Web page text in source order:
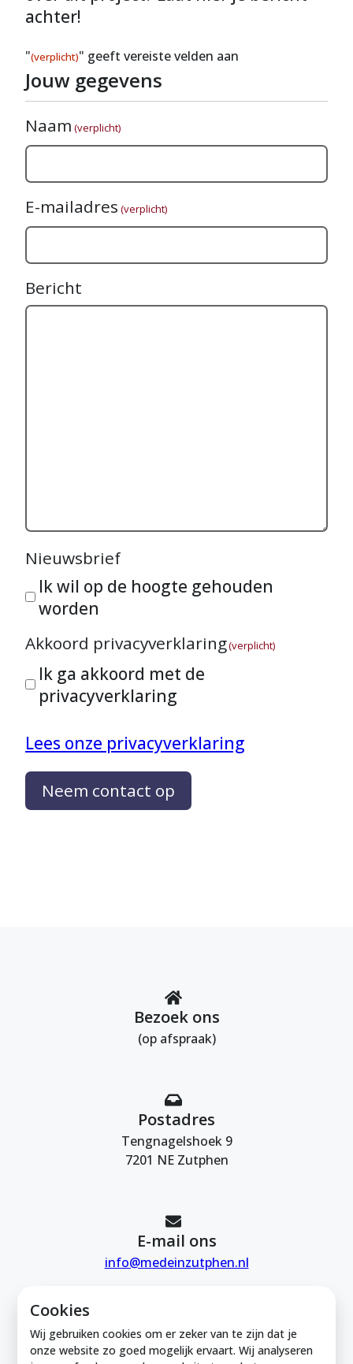
Cookies
Wij gebruiken cookies om er zeker van te zijn dat je
onze website zo goed mogelijk ervaart. Wij analyseren
achter!
"(verplicht)" geeft vereiste velden aan
Jouw gegevens
Naam (verplicht)
E-mailadres (verplicht)
Bericht
Nieuwsbrief
Ik wil op de hoogte gehouden
worden
Akkoord privacyverklaring(verplicht)
Ik ga akkoord met de
privacyverklaring
Lees onze privacyverklaring
Neem contact op
Bezoek ons
(op afspraak)
Postadres
Tengnagelshoek 9
7201 NE Zutphen
E-mail ons
info@medeinzutphen.nl